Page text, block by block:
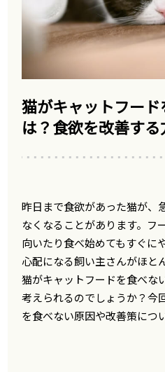
猫がキャットフー
は？食欲を改善する
昨日まで食欲があった猫が、
なくなることがあります。フ
向いたり食べ始めてもすぐに
心配になる飼い主さんがほと
猫がキャットフードを食べな
考えられるのでしょうか？今
を食べない原因や改善策につ